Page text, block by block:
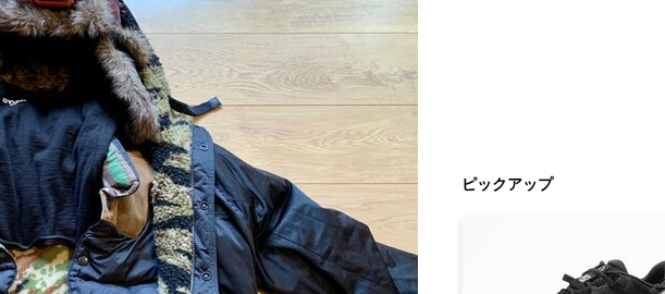
ピックアップ